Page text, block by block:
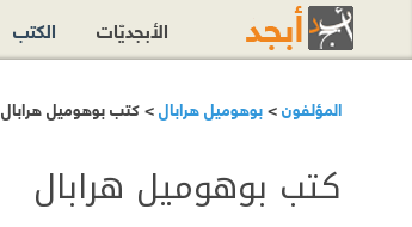
المؤلفون>بوهوميل هرابال> كتب بوهوميل هرابال
كتب بوهوميل هرابال
الأبجديّات الكتب